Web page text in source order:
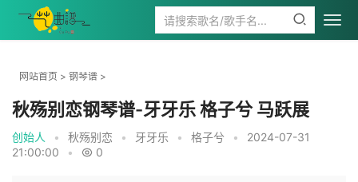
网站首页 > 钢琴谱 >
秋殇别恋钢琴谱-牙牙乐 格子兮 马跃展
创始人 • 秋殇别恋 • 牙牙乐 • 格子兮 •
2024-07-31
21:00:00
• 0